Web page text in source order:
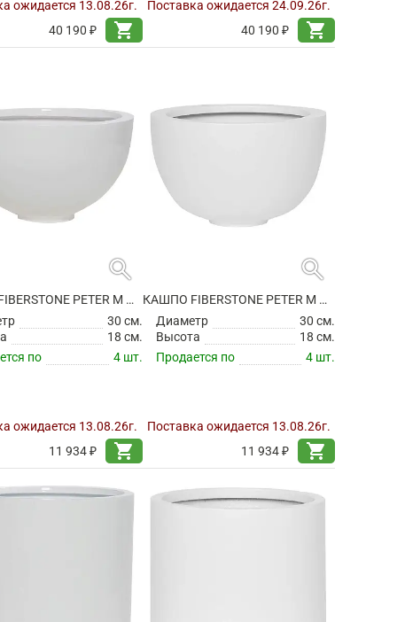
ожидается 13.08.26г.
40 190 ₽
shopping_cart
Поставка ожидается 24.09.26г.
40 190 ₽
shopping_cart
search
КАШПО FIBERSTONE PETER M GLOSSY WHITE
30 см.
18 см.
по
4 шт.
ожидается 13.08.26г.
11 934 ₽
shopping_cart
search
КАШПО FIBERSTONE PETER M MATT WHITE
Диаметр
30 см.
Высота
18 см.
Продается по
4 шт.
Поставка ожидается 13.08.26г.
11 934 ₽
shopping_cart